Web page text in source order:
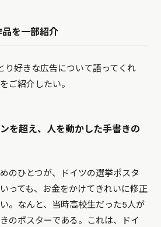
を一部紹介
り好きな広告について語ってくれ
ご紹介したい。
を超え、人を動かした手書きの
のひとつが、ドイツの選挙ポスタ
っても、お金をかけてきれいに修正
。なんと、当時高校生だった5人が
のポスターである。これは、ドイ